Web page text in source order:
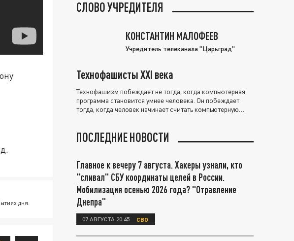
дня.
СЛОВО УЧРЕДИТЕЛЯ
КОНСТАНТИН МАЛОФЕЕВ
Учредитель телеканала "Царьград"
Технофашисты XXI века
Технофашизм побеждает не тогда, когда компьютерная
программа становится умнее человека. Он побеждает
тогда, когда человек начинает считать компьютерную
ПОСЛЕДНИЕ НОВОСТИ
Главное к вечеру 7 августа. Хакеры узнали, кто
"сливал" СБУ координаты целей в России.
Мобилизация осенью 2026 года? "Отравление
Днепра"
07 АВГУСТА 20:45 СВО